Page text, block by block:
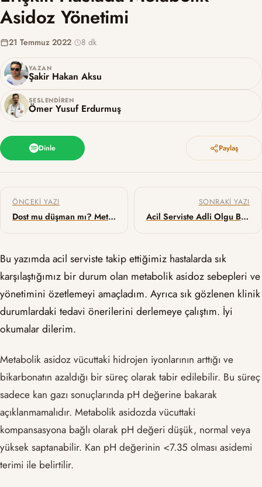
Asidoz Yönetimi
YAZAN
Şakir Hakan Aksu
SESLENDIREN
Ömer Yusuf Erdurmuş
21 Temmuz 2022· 8 dk
Dinle Paylaş
Yazı gezinmesi
ÖNCEKI YAZI
Dost mu düşman mı? Metamizol hakkında her şey
SONRAKI YAZI
Acil Serviste Adli Olgu Bildirim Formu Düzenleme
Bu yazımda acil serviste takip ettiğimiz hastalarda sık
karşılaştığımız bir durum olan metabolik asidoz sebepleri ve
yönetimini özetlemeyi amaçladım. Ayrıca sık gözlenen klinik
durumlardaki tedavi önerilerini derlemeye çalıştım. İyi
okumalar dilerim.
Metabolik asidoz vücuttaki hidrojen iyonlarının arttığı ve
bikarbonatın azaldığı bir süreç olarak tabir edilebilir. Bu süreç
sadece kan gazı sonuçlarında pH değerine bakarak
açıklanmamalıdır. Metabolik asidozda vücuttaki
kompansasyona bağlı olarak pH değeri düşük, normal veya
yüksek saptanabilir. Kan pH değerinin <7.35 olması asidemi
terimi ile belirtilir.